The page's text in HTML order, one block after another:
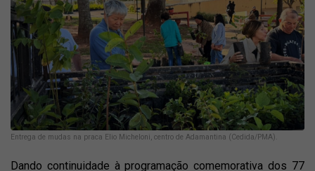
Entrega de mudas na praca Elio Micheloni, centro de Adamantina (Cedida/PMA).
Dando continuidade à programação comemorativa dos 77